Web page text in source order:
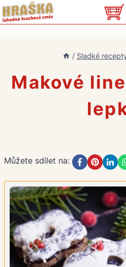
Přeskočit
na
/ Sladké
Makové
Můžete sdílet na: